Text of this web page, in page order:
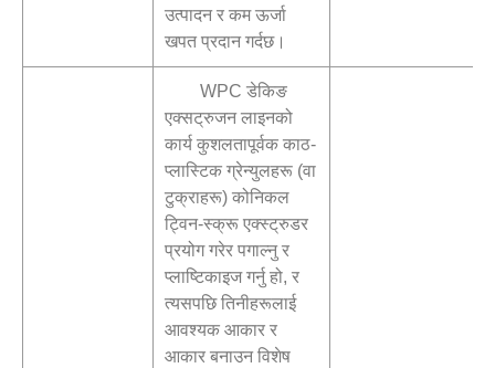
उत्पादन र कम ऊर्जा
खपत प्रदान गर्दछ।
WPC डेकिङ
एक्सट्रुजन लाइनको
कार्य कुशलतापूर्वक काठ-
प्लास्टिक ग्रेन्युलहरू (वा
टुक्राहरू) कोनिकल
ट्विन-स्क्रू एक्स्ट्रुडर
प्रयोग गरेर पगाल्नु र
प्लाष्टिकाइज गर्नु हो, र
त्यसपछि तिनीहरूलाई
आवश्यक आकार र
आकार बनाउन विशेष